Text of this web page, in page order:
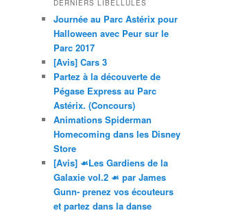
DERNIERS LIBELLULES
Journée au Parc Astérix pour
Halloween avec Peur sur le
Parc 2017
[Avis] Cars 3
Partez à la découverte de
Pégase Express au Parc
Astérix. (Concours)
Animations Spiderman
Homecoming dans les Disney
Store
[Avis] ☙Les Gardiens de la
Galaxie vol.2 ☙ par James
Gunn- prenez vos écouteurs
et partez dans la danse